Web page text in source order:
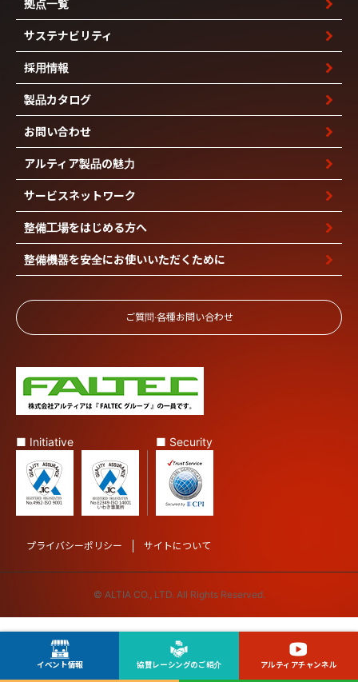
イベント情報 協賛レーシングのご紹介 アルティアチャンネル
拠点一覧
サステナビリティ
採用情報
製品カタログ
お問い合わせ
アルティア製品の魅力
サービスネットワーク
整備工場をはじめる方へ
整備機器を安全にお使いいただくために
ご質問‧各種お問い合わせ
■ Initiative ■ Security
プライバシーポリシー サイトについて
© ALTIA CO., LTD. All Rights Reserved.